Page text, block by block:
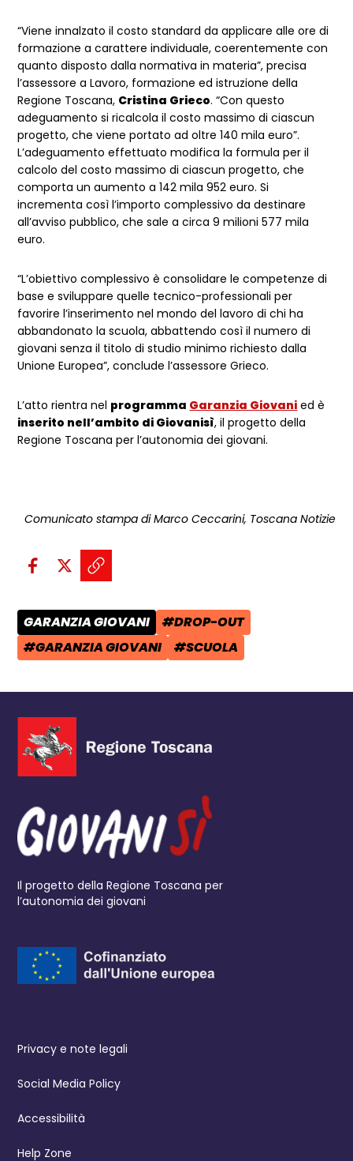
“Viene innalzato il costo standard da applicare alle ore di
formazione a carattere individuale, coerentemente con
quanto disposto dalla normativa in materia”, precisa
l’assessore a Lavoro, formazione ed istruzione della
Regione Toscana, Cristina Grieco. “Con questo
adeguamento si ricalcola il costo massimo di ciascun
progetto, che viene portato ad oltre 140 mila euro”.
L’adeguamento effettuato modifica la formula per il
calcolo del costo massimo di ciascun progetto, che
comporta un aumento a 142 mila 952 euro. Si
incrementa così l’importo complessivo da destinare
all’avviso pubblico, che sale a circa 9 milioni 577 mila
euro.
“L’obiettivo complessivo è consolidare le competenze di
base e sviluppare quelle tecnico-professionali per
favorire l’inserimento nel mondo del lavoro di chi ha
abbandonato la scuola, abbattendo così il numero di
giovani senza il titolo di studio minimo richiesto dalla
Unione Europea”, conclude l’assessore Grieco.
L’atto rientra nel programma Garanzia Giovani ed è
inserito nell’ambito di Giovanisì, il progetto della
Regione Toscana per l’autonomia dei giovani.
Comunicato stampa di Marco Ceccarini, Toscana Notizie
Condividi sui social:
Condividi su Facebook - apre
Condividi su X - apre una
Copia il link e condividi -
CATEGORIA POST:
GARANZIA GIOVANI TAG:
#DROP-OUT
TAG:
#GARANZIA GIOVANI TAG:
#SCUOLA
Il progetto della Regione Toscana per
l’autonomia dei giovani
Privacy e note legali
Social Media Policy
Accessibilità
Help Zone